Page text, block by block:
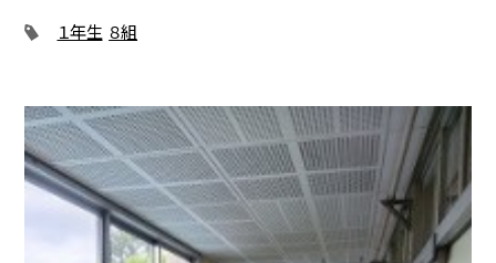
１年生 ８組